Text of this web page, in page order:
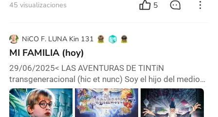
45 visualizaciones 5
NiCO F. LUNA Kin 131
MI FAMILIA (hoy)
29/06/2025< LAS AVENTURAS DE TINTíN
transgeneracional (hic et nunc) Soy el hijo del medio
intentando trasmitir experiencias honestas y la
trasparencia con lo verosimilitud se complica un poco
en los diálogos, si lo que pretendo es una trascripción